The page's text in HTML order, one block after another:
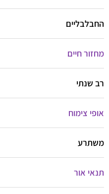
החבלבליים
מחזור חיים
רב שנתי
אופי צימוח
משתרע
תנאי אור